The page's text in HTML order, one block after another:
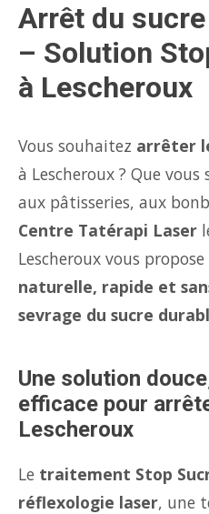
Arrêt du
– Solution
à Lescheroux
Vous souhaitez arrêter
à Lescheroux ? Que
aux pâtisseries, aux
Centre Tatérapi Laser
Lescheroux vous propose
naturelle, rapide et
sevrage du sucre
Une solution
efficace pour
Lescheroux
Le traitement Stop
réflexologie laser, une